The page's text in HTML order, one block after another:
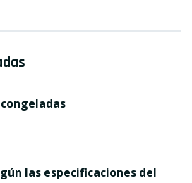
congeladas
las especificaciones del